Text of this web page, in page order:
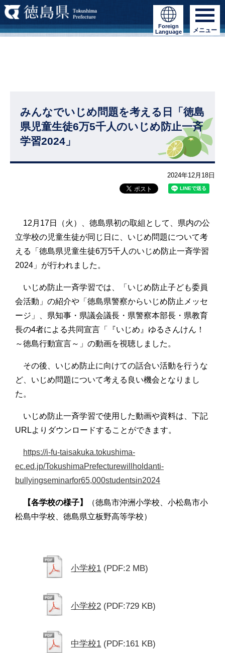
Foreign
Language
メニュー
みんなでいじめ問題を考える日「徳島
県児童生徒6万5千人のいじめ防止一斉
学習2024」
2024年12月18日
12月17日（火）、徳島県初の取組として、県内の公
立学校の児童生徒が同じ日に、いじめ問題について考
える「徳島県児童生徒6万5千人のいじめ防止一斉学習
2024」が行われました。
いじめ防止一斉学習では、「いじめ防止子ども委員
会活動」の紹介や「徳島県警察からいじめ防止メッセ
ージ」、県知事・県議会議長・県警察本部長・県教育
長の4者による共同宣言「『いじめ』ゆるさんけん！
～徳島行動宣言～」の動画を視聴しました。
その後、いじめ防止に向けての話合い活動を行うな
ど、いじめ問題について考える良い機会となりまし
た。
いじめ防止一斉学習で使用した動画や資料は、下記
URLよりダウンロードすることができます。
https://i-fu-taisakuka.tokushima-
ec.ed.jp/TokushimaPrefecturewillholdanti-
bullyingseminarfor65,000studentsin2024
【各学校の様子】
（徳島市沖洲小学校、小松島市小
松島中学校、徳島県立板野高等学校）
小学校1 (PDF:2 MB)
小学校2 (PDF:729 KB)
中学校1 (PDF:161 KB)